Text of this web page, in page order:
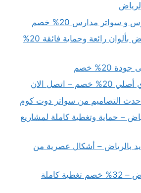
مدارس 20% خصم
مظلات بوثلين الرياض بألوان رائعة وحماية فائقة 20%
20% خصم
اتصل الان
التصاميم من سواتر دوت كوم
– حماية وتغطية كاملة لمشاريع
بالرياض – أشكال عصرية من
سواتر ممرات الرياض – 32% خصم تغطية كاملة